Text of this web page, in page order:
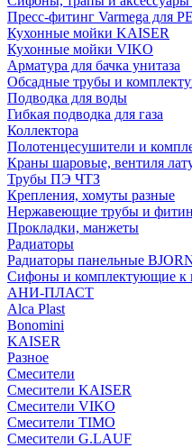
Пресс-фитинг Varmega для
Кухонные мойки KAISER
Кухонные мойки VIKO
Арматура для бачка унитаза
Обсадные трубы и
Подводка для воды
Гибкая подводка для газа
Коллектора
Полотенцесушители и
Краны шаровые, вентиля
Трубы ПЭ ЧТЗ
Крепления, хомуты разные
Нержавеющие трубы и
Прокладки, манжеты
Радиаторы
Радиаторы панельные
Сифоны и комплектующие к
АНИ-ПЛАСТ
Alca Plast
Bonomini
KAISER
Разное
Смесители
Смесители KAISER
Смесители VIKO
Смесители TIMO
Смесители G.LAUF